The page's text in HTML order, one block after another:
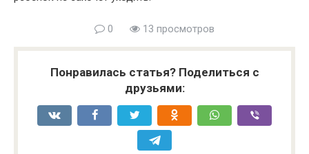
0 13 просмотров
Понравилась статья? Поделиться с
друзьями: